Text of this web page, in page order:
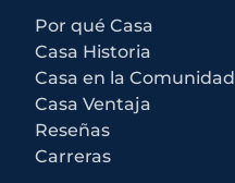
Por qué Casa
Casa Historia
Casa en la Comunidad
Casa Ventaja
Reseñas
Carreras